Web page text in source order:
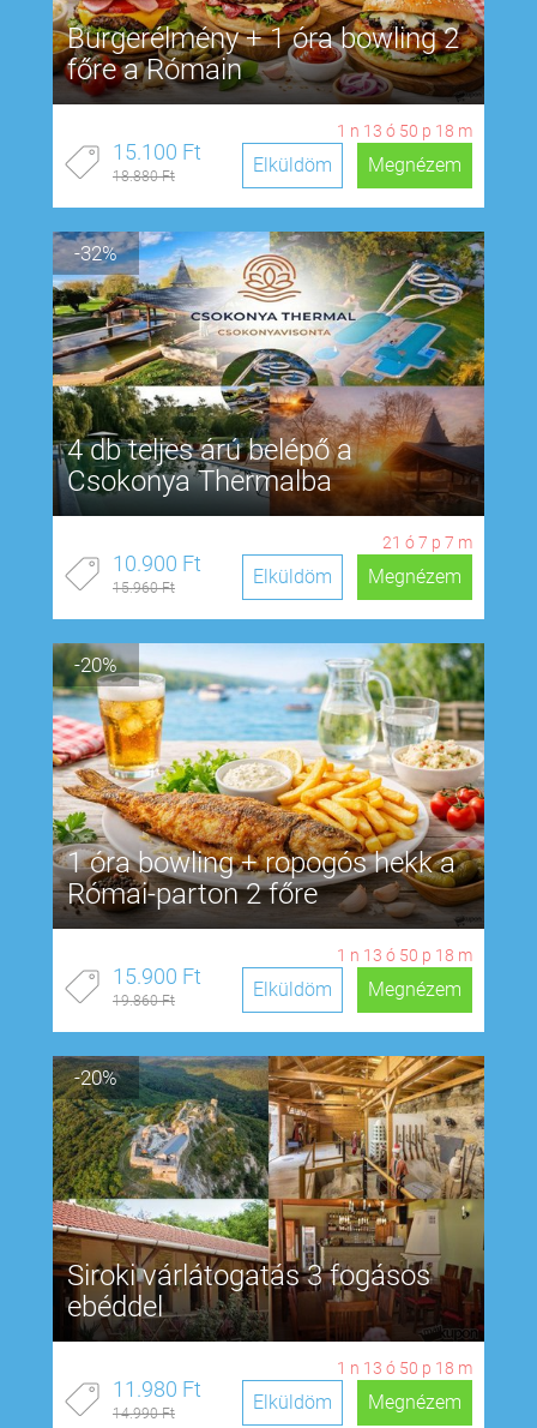
Burgerélmény + 1 óra bowling 2
főre a Rómain
1 n 13 ó 50 p 17 m
15.100 Ft
18.880 Ft Megnézem
Elküldöm
-32%
4 db teljes árú belépő a
Csokonya Thermalba
21 ó7 p 6 m
10.900 Ft
15.960 Ft Megnézem
Elküldöm
-20%
1 óra bowling + ropogós hekk a
Római-parton 2 főre
1 n 13 ó 50 p 17 m
15.900 Ft
19.860 Ft Megnézem
Elküldöm
-20%
Siroki várlátogatás 3 fogásos
ebéddel
1 n 13 ó 50 p 17 m
11.980 Ft
14.990 Ft Megnézem
Elküldöm